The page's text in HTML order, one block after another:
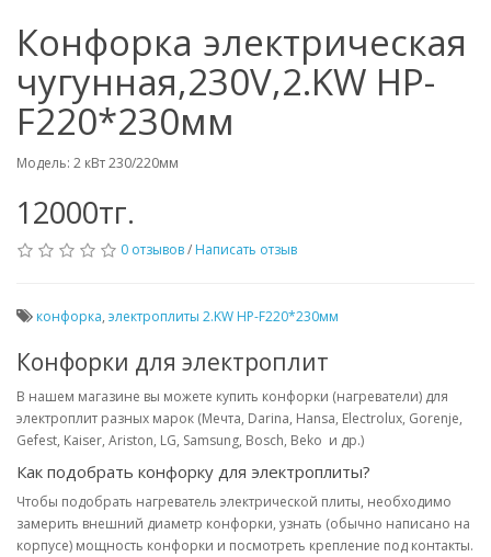
Конфорка электрическая
чугунная,230V,2.KW HP-
F220*230мм
Модель: 2 кВт 230/220мм
12000тг.
0 отзывов/ Написать отзыв
конфорка, электроплиты 2.KW HP-F220*230мм
Конфорки для электроплит
В нашем магазине вы можете купить конфорки (нагреватели) для
электроплит разных марок (Мечта, Darina, Hansa, Electrolux, Gorenje,
Gefest, Kaiser, Ariston, LG, Samsung, Bosch, Beko и др.)
Как подобрать конфорку для электроплиты?
Чтобы подобрать нагреватель электрической плиты, необходимо
замерить внешний диаметр конфорки, узнать (обычно написано на
корпусе) мощность конфорки и посмотреть крепление под контакты.